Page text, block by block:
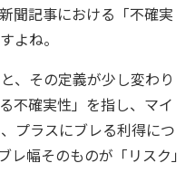
聞記事における「不確実
よね。
、その定義が少し変わり
不確実性」を指し、マイ
プラスにブレる利得につ
レ幅そのものが「リスク」